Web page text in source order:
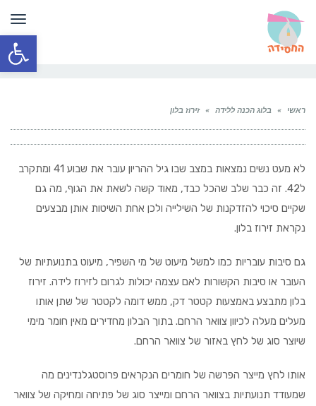
פתח
ראשי » בלוג הכנה ללידה » זירוז בלון
לא מעט נשים נמצאות במצב שבו גיל ההריון עובר את שבוע 41 ומתקרב
ל42. זה כבר שלב שהכל כבד, מאוד קשה לשאת את הגוף, מה גם
שקיים סיכוי להזדקנות של השילייה ולכן אחת השיטות אותן מבצעים
נקראת זירוז בלון.
גם סיבות עובריות כמו למשל מיעוט של מי השפיר, מיעוט בתנועתיות של
העובר או סיבות הקשורות לאם עצמה יכולות לגרום לזירוז לידה. זירוז
בלון מתבצע באמצעות קטטר דק, ממש דומה לקטטר של שתן אותו
מעלים מעלה לכיוון צוואר הרחם. בתוך הבלון מחדירים מאין חומר מימי
שיוצר סוג של לחץ באזור של צוואר הרחם.
אותו לחץ מייצר הפרשה של חומרים הנקראים פרוסטגלנדינים מה
שמעודד תנועתיות בצוואר הרחם ומייצר סוג של פתיחה ומחיקה של צוואר